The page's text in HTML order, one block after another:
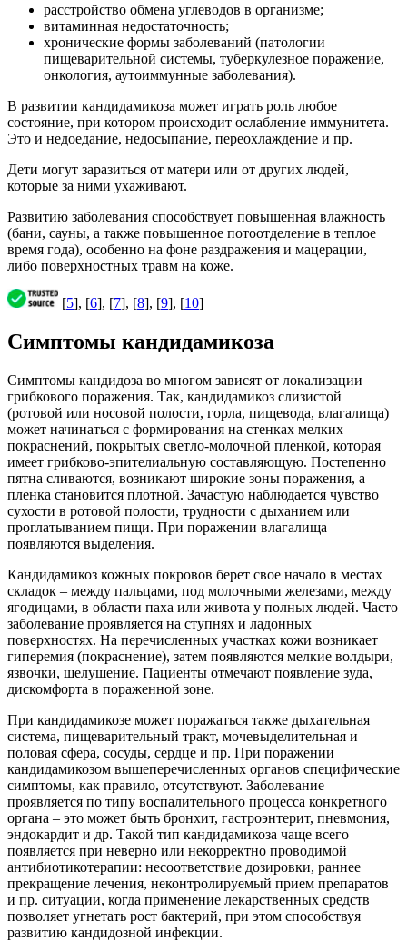
расстройство обмена углеводов в организме;
витаминная недостаточность;
хронические формы заболеваний (патологии
пищеварительной системы, туберкулезное поражение,
онкология, аутоиммунные заболевания).
В развитии кандидамикоза может играть роль любое
состояние, при котором происходит ослабление иммунитета.
Это и недоедание, недосыпание, переохлаждение и пр.
Дети могут заразиться от матери или от других людей,
которые за ними ухаживают.
Развитию заболевания способствует повышенная влажность
(бани, сауны, а также повышенное потоотделение в теплое
время года), особенно на фоне раздражения и мацерации,
либо поверхностных травм на коже.
[5], [6], [7], [8], [9], [10]
Симптомы кандидамикоза
Симптомы кандидоза во многом зависят от локализации
грибкового поражения. Так, кандидамикоз слизистой
(ротовой или носовой полости, горла, пищевода, влагалища)
может начинаться с формирования на стенках мелких
покраснений, покрытых светло-молочной пленкой, которая
имеет грибково-эпителиальную составляющую. Постепенно
пятна сливаются, возникают широкие зоны поражения, а
пленка становится плотной. Зачастую наблюдается чувство
сухости в ротовой полости, трудности с дыханием или
проглатыванием пищи. При поражении влагалища
появляются выделения.
Кандидамикоз кожных покровов берет свое начало в местах
складок – между пальцами, под молочными железами, между
ягодицами, в области паха или живота у полных людей. Часто
заболевание проявляется на ступнях и ладонных
поверхностях. На перечисленных участках кожи возникает
гиперемия (покраснение), затем появляются мелкие волдыри,
язвочки, шелушение. Пациенты отмечают появление зуда,
дискомфорта в пораженной зоне.
При кандидамикозе может поражаться также дыхательная
система, пищеварительный тракт, мочевыделительная и
половая сфера, сосуды, сердце и пр. При поражении
кандидамикозом вышеперечисленных органов специфические
симптомы, как правило, отсутствуют. Заболевание
проявляется по типу воспалительного процесса конкретного
органа – это может быть бронхит, гастроэнтерит, пневмония,
эндокардит и др. Такой тип кандидамикоза чаще всего
появляется при неверно или некорректно проводимой
антибиотикотерапии: несоответствие дозировки, раннее
прекращение лечения, неконтролируемый прием препаратов
и пр. ситуации, когда применение лекарственных средств
позволяет угнетать рост бактерий, при этом способствуя
развитию кандидозной инфекции.